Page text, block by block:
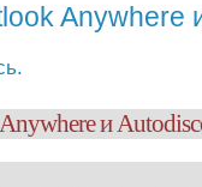
Anywhere
и